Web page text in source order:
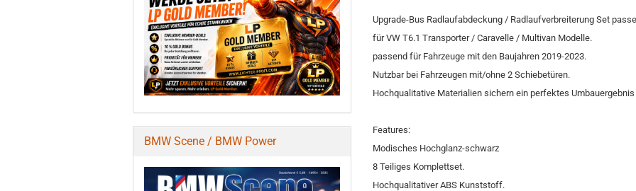
Upgrade-Bus Radlaufabdeckung / Radlaufverbreiterung Set
für VW T6.1 Transporter / Caravelle / Multivan Modelle.
passend für Fahrzeuge mit den Baujahren 2019-2023.
Nutzbar bei Fahrzeugen mit/ohne 2 Schiebetüren.
Hochqualitative Materialien sichern ein perfektes Umbauergebnis
Features:
Modisches Hochglanz-schwarz
8 Teiliges Komplettset.
Hochqualitativer ABS Kunststoff.
BMW Scene / BMW Power